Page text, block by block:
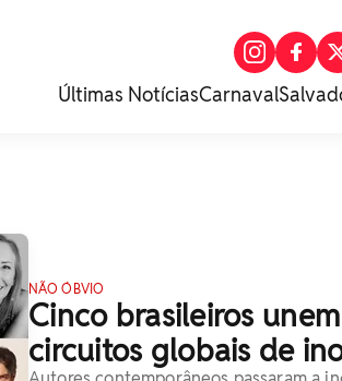
Últimas NotíciasCarnaval
NÃO ÓBVIO
Cinco brasileiros
circuitos globais de